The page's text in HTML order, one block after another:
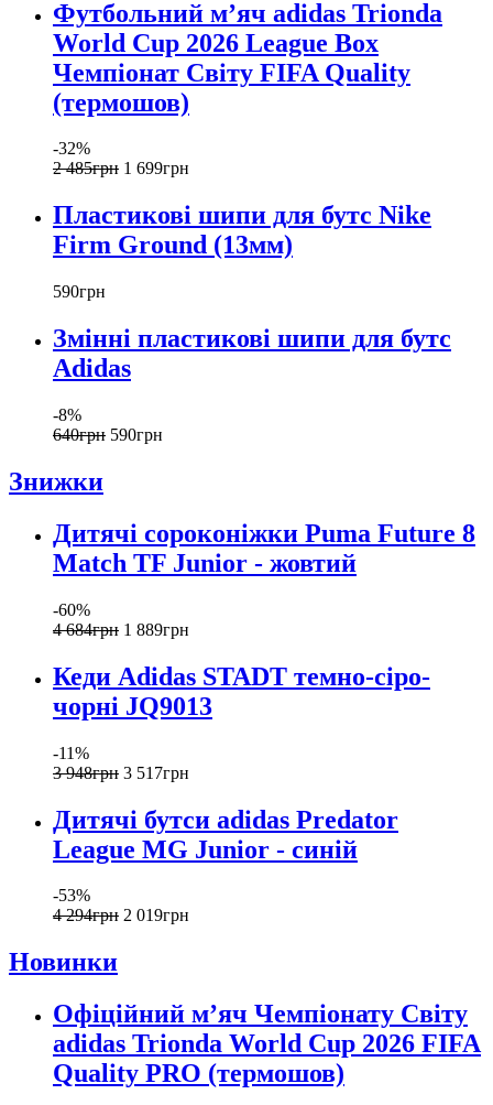
Футбольний м’яч adidas Trionda
World Cup 2026 League Box
Чемпіонат Світу FIFA Quality
(термошов)
-32%
2 485грн 1 699грн
Пластикові шипи для бутс Nike
Firm Ground (13мм)
590грн
Змінні пластикові шипи для бутс
Adidas
-8%
640грн 590грн
Знижки
Дитячі сороконіжки Puma Future 8
Match TF Junior - жовтий
-60%
4 684грн 1 889грн
Кеди Adidas STADT темно-сіро-
чорні JQ9013
-11%
3 948грн 3 517грн
Дитячі бутси adidas Predator
League MG Junior - синій
-53%
4 294грн 2 019грн
Новинки
Офіційний мʼяч Чемпіонату Світу
adidas Trionda World Cup 2026 FIFA
Quality PRO (термошов)